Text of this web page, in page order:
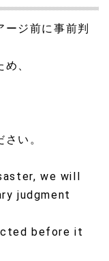
ージ前に事前判
、
い。
we will
judgment
before it